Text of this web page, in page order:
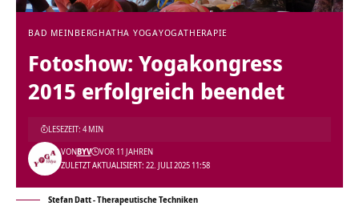
BAD MEINBERG HATHA YOGAYOGATHERAPIE
Fotoshow: Yogakongress
2015 erfolgreich beendet
ZULETZT AKTUALISIERT: 22. JULI 2025 11:58
VONBYV VOR 11 JAHREN
LESEZEIT: 4 MIN
Stefan Datt - Therapeutische Techniken